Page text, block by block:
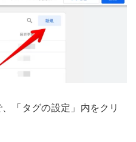
「タグの設定」内をクリ